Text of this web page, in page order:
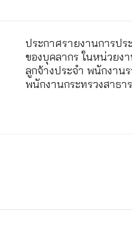
ประกาศรายงานการป
ของบุคลากร ในหน่วยง
ลูกจ้างประจำ พนักงาน
พนักงานกระทรวงสาธา